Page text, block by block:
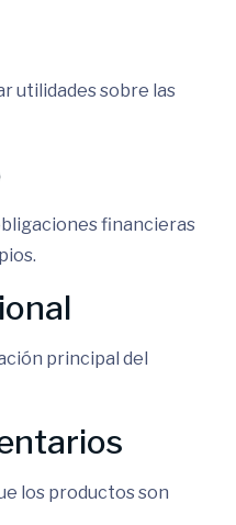
utilidades sobre las
financieras
principal del
los productos son